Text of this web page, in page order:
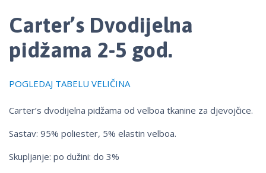
Carter’s Dvodijelna
pidžama 2-5 god.
POGLEDAJ TABELU VELIČINA
Carter’s dvodijelna pidžama od velboa tkanine za djevojčice.
Sastav: 95% poliester, 5% elastin velboa.
Skupljanje: po dužini: do 3%